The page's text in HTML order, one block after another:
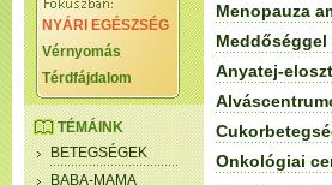
NYÁRI EGÉSZSÉG
Vérnyomás
Térdfájdalom
TÉMÁINK
BETEGSÉGEK
BABA-MAMA
Menopauza
Anyatej-
Onkológiai